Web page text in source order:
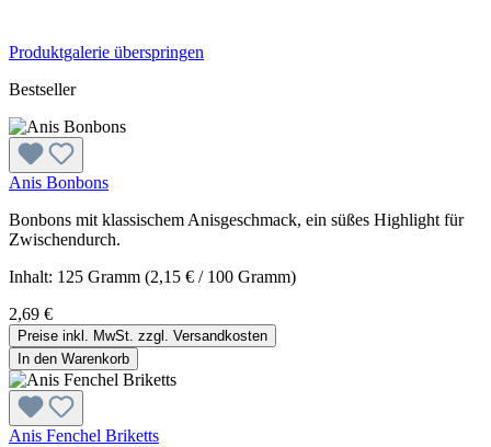
Produktgalerie überspringen
Bestseller
Anis Bonbons
Bonbons mit klassischem Anisgeschmack, ein süßes Highlight für
Zwischendurch.
Inhalt: 125 Gramm (2,15 € / 100 Gramm)
2,69 €
Preise inkl. MwSt. zzgl. Versandkosten
In den Warenkorb
Anis Fenchel Briketts